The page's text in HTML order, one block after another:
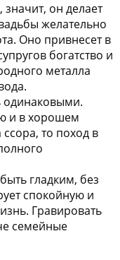
он делает
желательно
Оно привнесет в
богатство и
металла
и в хорошем
то поход в
гладким, без
спокойную и
Гравировать
семейные